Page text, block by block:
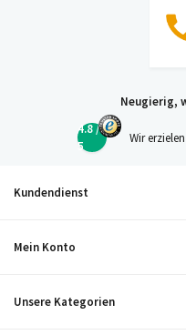
Neugierig,
4.8 /
5
Wir
Kundendienst
Mein Konto
Unsere Kategorien